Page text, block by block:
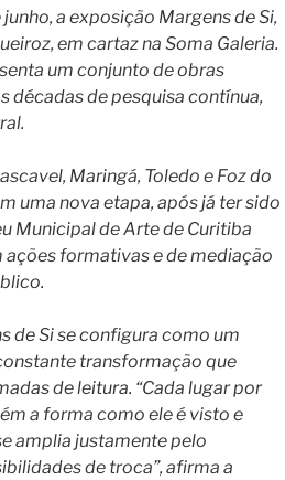
a exposição Margens de Si,
em cartaz na Soma Galeria.
um conjunto de obras
décadas de pesquisa contínua,
Maringá, Toledo e Foz do
uma nova etapa, após já ter sido
Municipal de Arte de Curitiba
ações formativas e de mediação
de Si se configura como um
transformação que
de leitura. “Cada lugar por
a forma como ele é visto e
amplia justamente pelo
de troca”, afirma a